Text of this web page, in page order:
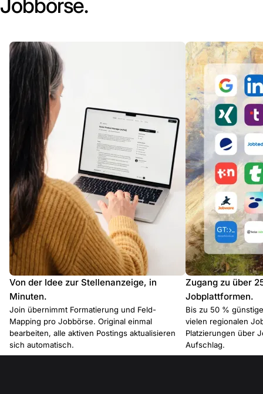
Jobbörse.
Von der Idee zur Stellenanzeige, in
Minuten.
Join übernimmt Formatierung und Feld-
Mapping pro Jobbörse. Original einmal
bearbeiten, alle aktiven Postings aktualisieren
sich automatisch.
Zugang zu über
Jobplattformen.
Bis zu 50 %
vielen regionalen
Platzierungen über
Aufschlag.